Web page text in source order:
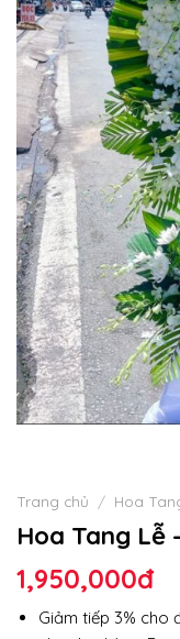
Trang chủ / Hoa
Hoa Tang Lễ
1,950,000đ
Giảm tiếp 3% cho